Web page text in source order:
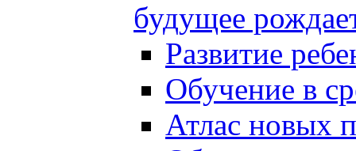
будущее
Развитие
Обучение в
Атлас новых